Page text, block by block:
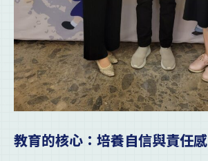
教育的核心：培養自信與責任感